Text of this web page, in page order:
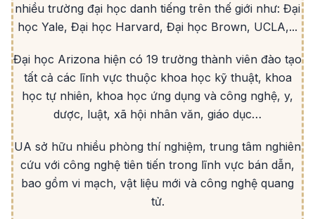
nhiều trường đại học danh tiếng trên thế giới như: Đại
học Yale, Đại học Harvard, Đại học Brown, UCLA,...
Đại học Arizona hiện có 19 trường thành viên đào tạo
tất cả các lĩnh vực thuộc khoa học kỹ thuật, khoa
học tự nhiên, khoa học ứng dụng và công nghệ, y,
dược, luật, xã hội nhân văn, giáo dục…
UA sở hữu nhiều phòng thí nghiệm, trung tâm nghiên
cứu với công nghệ tiên tiến trong lĩnh vực bán dẫn,
bao gồm vi mạch, vật liệu mới và công nghệ quang
tử.